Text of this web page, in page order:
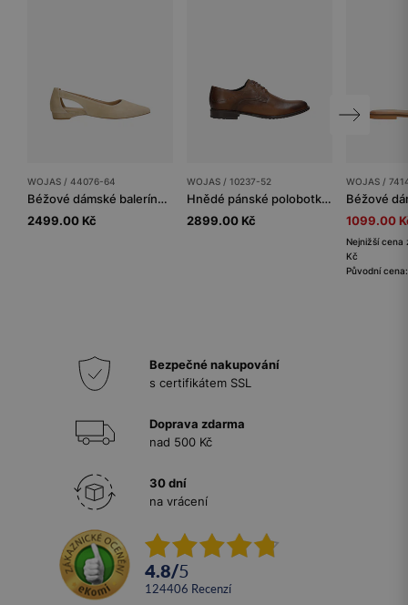
WOJAS / 44076-64
Béžové dámské baleríny s výřezem
2499.00 Kč
WOJAS / 10237-52
Hnědé pánské polobotky z lícové kůže s patinováním
2899.00 Kč
WOJAS /
1099.00
Nejnižší cena
Kč
Původní
Bezpečné nakupování
s certifikátem SSL
Doprava zdarma
nad 500 Kč
30 dní
na vrácení
4.8/5
124406 recenzí